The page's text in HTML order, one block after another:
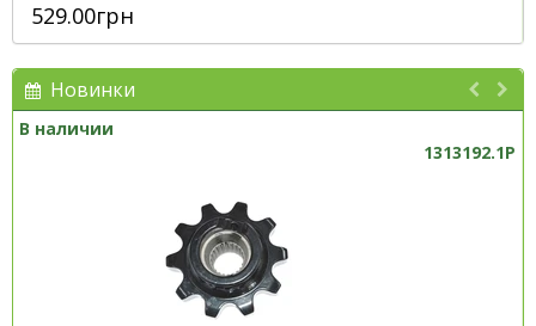
529.00грн
Новинки
В наличии
1313192.1P